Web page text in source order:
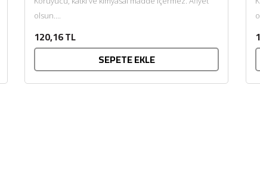
olsun....
120,16 TL
SEPETE EKLE